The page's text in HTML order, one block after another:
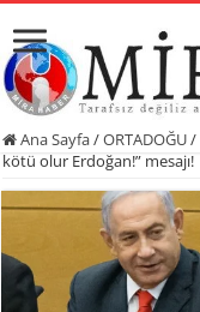
Ana Sayfa/ORTADOĞU/
kötü olur Erdoğan!” mesajı!